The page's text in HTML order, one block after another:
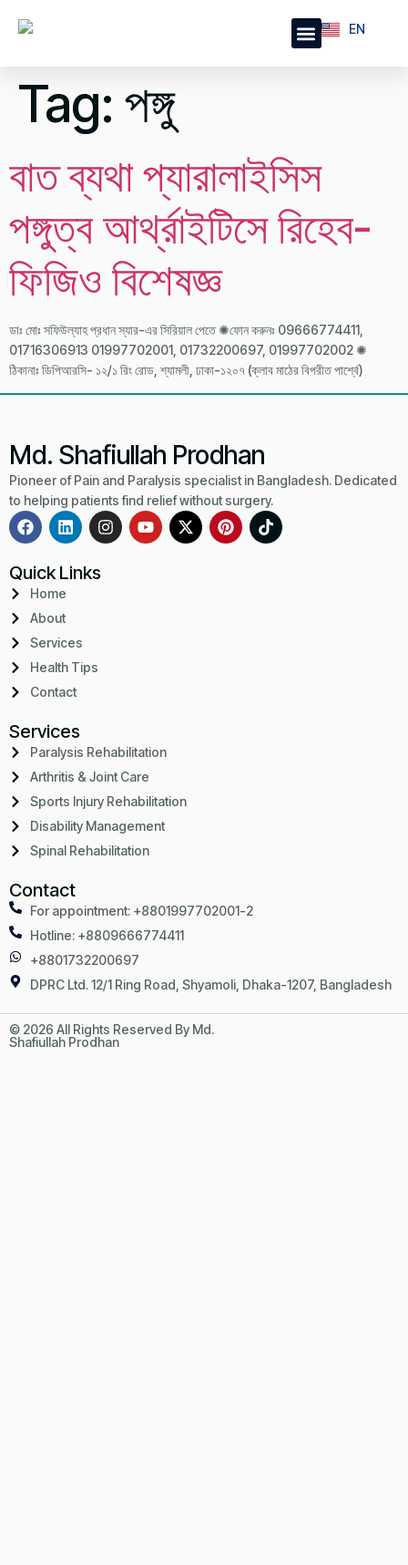
EN
BN
Tag: পঙ্গু
বাত ব্যথা প্যারালাইসিস
পঙ্গুত্ব আর্থ্রাইটিসে রিহেব-
ফিজিও বিশেষজ্ঞ
ডাঃ মোঃ সফিউল্যাহ প্রধান স্যার-এর সিরিয়াল পেতে ✺ফোন করুনঃ 09666774411,
01716306913 01997702001, 01732200697, 01997702002 ✺
ঠিকানাঃ ডিপিআরসি- ১২/১ রিং রোড, শ্যামলী, ঢাকা-১২০৭ (ক্লাব মাঠের বিপরীত পার্শ্বে)
Md. Shafiullah Prodhan
Pioneer of Pain and Paralysis specialist in Bangladesh. Dedicated
to helping patients find relief without surgery.
Quick Links
Home
About
Services
Health Tips
Contact
Services
Paralysis Rehabilitation
Arthritis & Joint Care
Sports Injury Rehabilitation
Disability Management
Spinal Rehabilitation
Contact
For appointment: +8801997702001-2
Hotline: +8809666774411
+8801732200697
DPRC Ltd. 12/1 Ring Road, Shyamoli, Dhaka-1207, Bangladesh
© 2026 All Rights Reserved By Md.
Shafiullah Prodhan